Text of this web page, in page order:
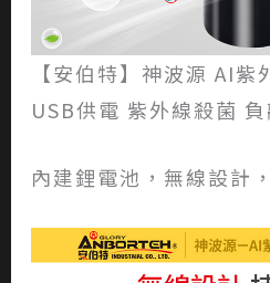
【安伯特】神波源 AI
USB供電 紫外線殺菌
內建鋰電池，無線設計